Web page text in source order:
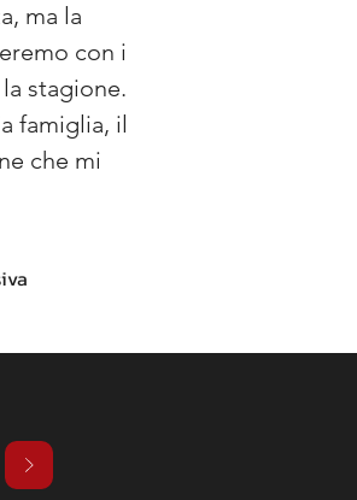
ma la
con i
stagione.
famiglia, il
che mi